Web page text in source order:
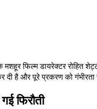
मशहूर फिल्म डायरेक्टर रोहित
है और पूरे प्रकरण को गंभीरता
फिरौती